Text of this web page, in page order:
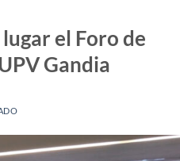
el Foro de
Gandia